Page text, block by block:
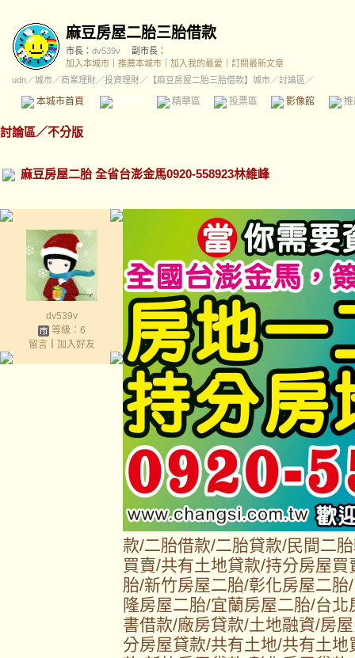
麻豆房屋二胎三胎借款
市長： dv539v
副市長：
加入本城市
推薦本城市 加入我的最愛
訂閱最新文章
udn／城市／商業理財／投資理財／ 【麻豆房屋二胎三胎借款】城市／討論區／
本城市首頁 精華區 投票區 影像館
討論區／不分版
麻豆房屋二胎 全省台澎金馬0920-558923林維峰
dv539v
等級：6
留言｜ 加入好友
款/二胎借款/二胎貸款/民間二
買賣/共有土地貸款/持分房屋
胎/新竹房屋二胎/彰化房屋二
隆房屋二胎/宜蘭房屋二胎/台
書借款/廠房貸款/土地融資/房
分房屋貸款/共有土地/共有土